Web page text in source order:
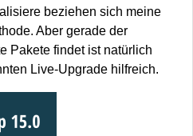
beziehen sich meine
Aber gerade der
Pakete findet ist natürlich
Live-Upgrade hilfreich.